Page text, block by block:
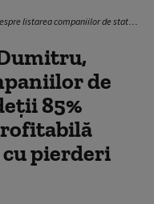
E mai bine să deții 85% dintr-o companie profitabilă decât 100% din una cu pierderi
de
85%
cu pierderi